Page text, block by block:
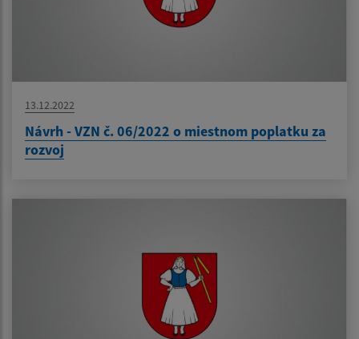
13.12.2022
Návrh - VZN č. 06/2022 o miestnom poplatku za
rozvoj